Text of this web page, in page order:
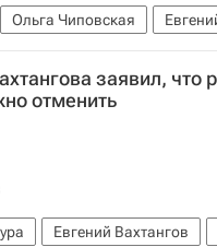
Ольга Чиповская
заявил, что
отменить
Евгений Вахтангов